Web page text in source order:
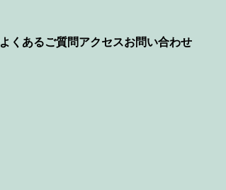
よくあるご質問アクセスお問い合わせ